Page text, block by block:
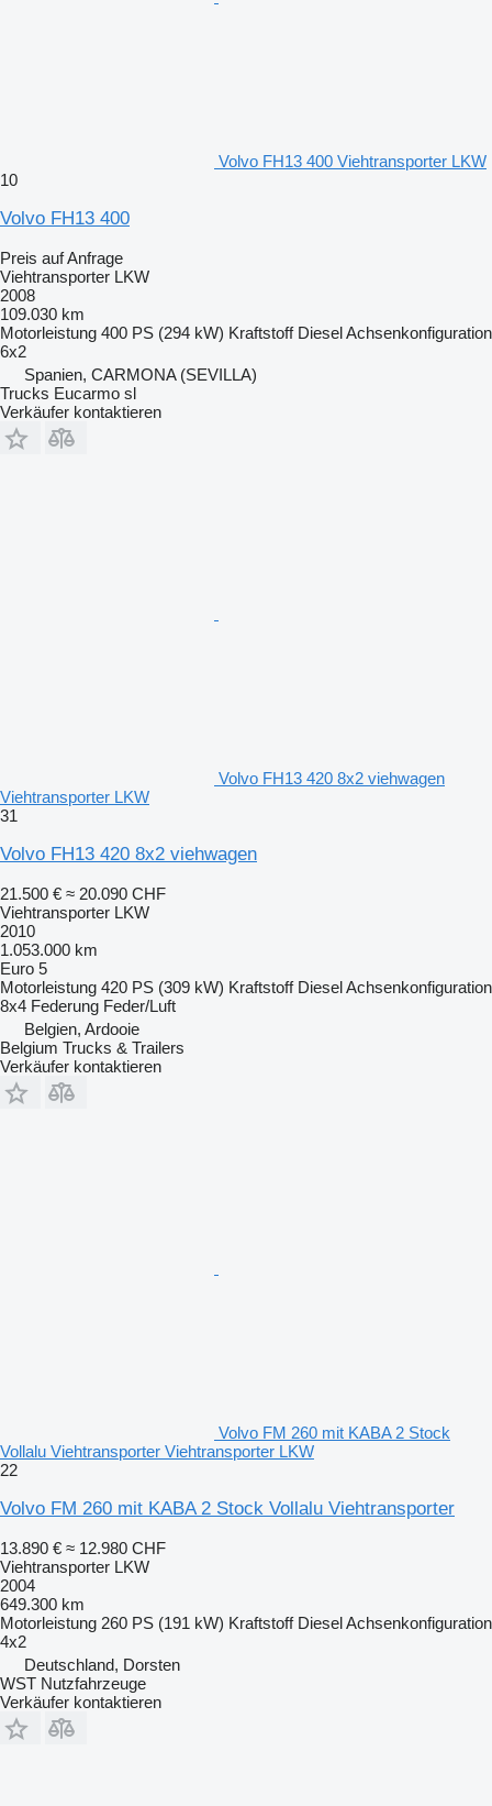
Volvo FH13 400 Viehtransporter LKW
10
Volvo FH13 400
Preis auf Anfrage
Viehtransporter LKW
2008
109.030 km
Motorleistung 400 PS (294 kW) Kraftstoff DieselAchsenkonfiguration
6x2
Spanien, CARMONA (SEVILLA)
Trucks Eucarmo sl
Verkäufer kontaktieren
Volvo FH13 420 8x2 viehwagen
Viehtransporter LKW
31
Volvo FH13 420 8x2 viehwagen
21.500 € ≈ 20.090 CHF
Viehtransporter LKW
2010
1.053.000 km
Euro 5
Motorleistung 420 PS (309 kW) Kraftstoff DieselAchsenkonfiguration
8x4 Federung Feder/Luft
Belgien, Ardooie
Belgium Trucks & Trailers
Verkäufer kontaktieren
Volvo FM 260 mit KABA 2 Stock
Vollalu Viehtransporter Viehtransporter LKW
22
Volvo FM 260 mit KABA 2 Stock Vollalu Viehtransporter
13.890 € ≈ 12.980 CHF
Viehtransporter LKW
2004
649.300 km
Motorleistung 260 PS (191 kW) Kraftstoff DieselAchsenkonfiguration
4x2
Deutschland, Dorsten
WST Nutzfahrzeuge
Verkäufer kontaktieren